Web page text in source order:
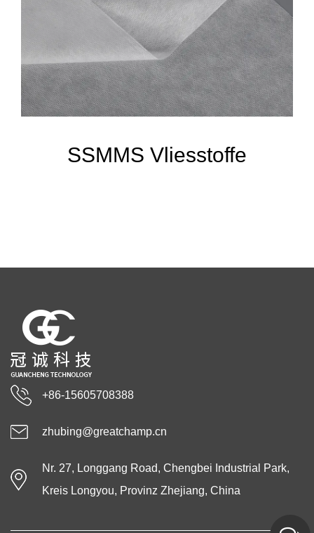
SSMMS Vliesstoffe
+86-15605708388
zhubing@greatchamp.cn
Nr. 27, Longgang Road, Chengbei Industrial Park,
Kreis Longyou, Provinz Zhejiang, China